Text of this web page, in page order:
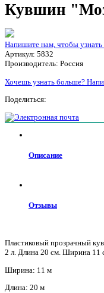
Кувшин
Напишите нам, чтобы узнать
Артикул: 5832
Производитель: Россия
Хочешь узнать больше?
Поделиться:
Описание
Отзывы
Пластиковый прозрачный
2 л. Длина 20 см. Ширина 11
Ширина: 11 м
Длина: 20 м